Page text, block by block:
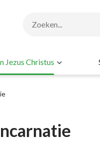
Jezus Christus